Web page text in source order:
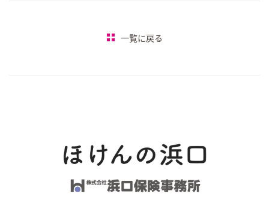
一覧に戻る